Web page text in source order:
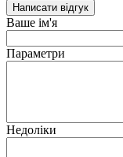
Написати відгук
Ваше ім'я
Параметри
Недоліки